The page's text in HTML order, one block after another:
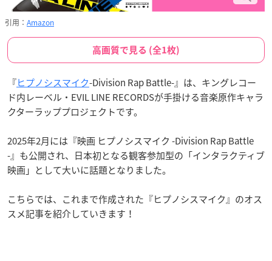
引用： Amazon
高画質で見る (全1枚)
『ヒプノシスマイク-Division Rap Battle-』は、キングレコー
ド内レーベル・EVIL LINE RECORDSが手掛ける音楽原作キャラ
クターラッププロジェクトです。
2025年2月には『映画 ヒプノシスマイク -Division Rap Battle
-』も公開され、日本初となる観客参加型の「インタラクティブ
映画」として大いに話題となりました。
こちらでは、これまで作成された『ヒプノシスマイク』のオス
スメ記事を紹介していきます！